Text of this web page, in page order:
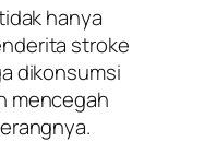
hanya
stroke
dikonsumsi
mencegah